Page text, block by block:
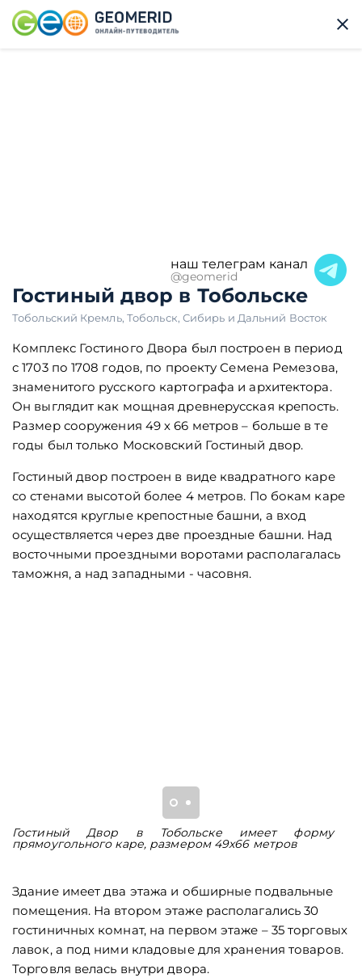
наш телеграм канал
@geomerid
Гостиный двор в Тобольске
Тобольский Кремль, Тобольск, Сибирь и Дальний Восток
Комплекс Гостиного Двора был построен в период
с 1703 по 1708 годов, по проекту Семена Ремезова,
знаменитого русского картографа и архитектора.
Он выглядит как мощная древнерусская крепость.
Размер сооружения 49 х 66 метров – больше в те
годы был только Московский Гостиный двор.
Гостиный двор построен в виде квадратного каре
со стенами высотой более 4 метров. По бокам каре
находятся круглые крепостные башни, а вход
осуществляется через две проездные башни. Над
восточными проездными воротами располагалась
таможня, а над западными - часовня.
Гостиный Двор в Тобольске имеет форму
прямоугольного каре, размером 49х66 метров
Здание имеет два этажа и обширные подвальные
помещения. На втором этаже располагались 30
гостиничных комнат, на первом этаже – 35 торговых
лавок, а под ними кладовые для хранения товаров.
Торговля велась внутри двора.